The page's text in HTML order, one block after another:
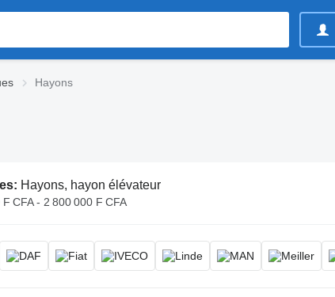
Hayons
Hayons, hayon élévateur
CFA - 2 800 000 F CFA